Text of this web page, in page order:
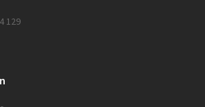
129